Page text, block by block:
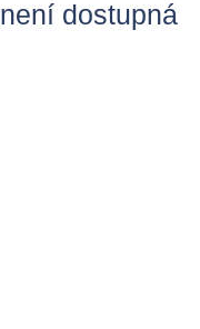
není dostupná